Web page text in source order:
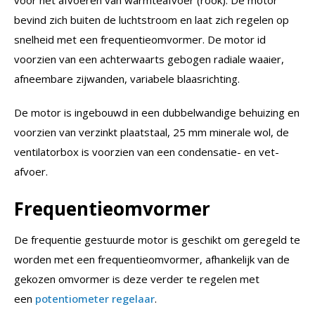
bevind zich buiten de luchtstroom en laat zich regelen op
snelheid met een frequentieomvormer. De motor id
voorzien van een achterwaarts gebogen radiale waaier,
afneembare zijwanden, variabele blaasrichting.
De motor is ingebouwd in een dubbelwandige behuizing en
voorzien van verzinkt plaatstaal, 25 mm minerale wol, de
ventilatorbox is voorzien van een condensatie- en vet-
afvoer.
Frequentieomvormer
De frequentie gestuurde motor is geschikt om geregeld te
worden met een frequentieomvormer, afhankelijk van de
gekozen omvormer is deze verder te regelen met
een potentiometer regelaar.